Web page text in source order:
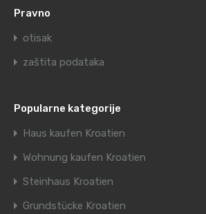
Pravno
otisak
zaštita podataka
Popularne kategorije
Haus kaufen Kroatien
Wohnung kaufen Kroatien
Steinhaus Kroatien
Grundstücke Kroatien